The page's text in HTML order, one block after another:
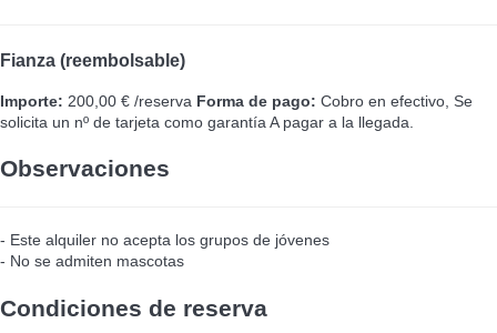
Fianza (reembolsable)
Importe: 200,00 € /reserva Forma de pago: Cobro en efectivo, Se
solicita un nº de tarjeta como garantía A pagar a la llegada.
Observaciones
- Este alquiler no acepta los grupos de jóvenes
- No se admiten mascotas
Condiciones de reserva